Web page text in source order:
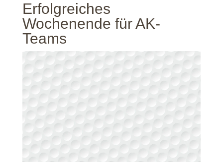
Erfolgreiches
Wochenende für AK-
Teams